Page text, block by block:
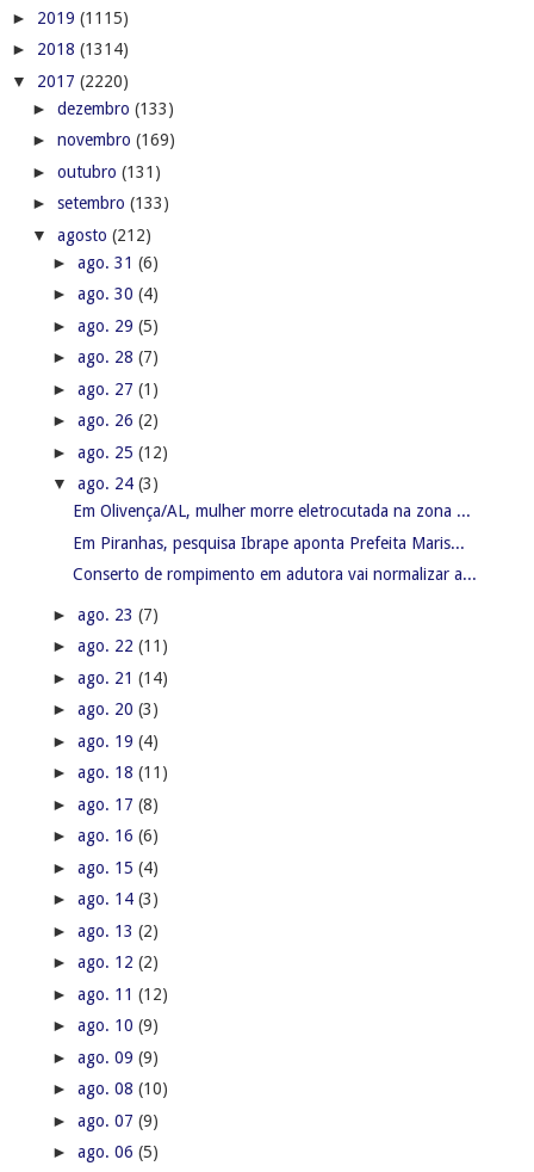
► 2019 (1115)
► 2018 (1314)
▼ 2017 (2220)
► dezembro (133)
► novembro (169)
► outubro (131)
► setembro (133)
▼ agosto (212)
► ago. 31 (6)
► ago. 30 (4)
► ago. 29 (5)
► ago. 28 (7)
► ago. 27 (1)
► ago. 26 (2)
► ago. 25 (12)
▼ ago. 24 (3)
Em Olivença/AL, mulher morre eletrocutada na zona ...
Em Piranhas, pesquisa Ibrape aponta Prefeita Maris...
Conserto de rompimento em adutora vai normalizar a...
► ago. 23 (7)
► ago. 22 (11)
► ago. 21 (14)
► ago. 20 (3)
► ago. 19 (4)
► ago. 18 (11)
► ago. 17 (8)
► ago. 16 (6)
► ago. 15 (4)
► ago. 14 (3)
► ago. 13 (2)
► ago. 12 (2)
► ago. 11 (12)
► ago. 10 (9)
► ago. 09 (9)
► ago. 08 (10)
► ago. 07 (9)
► ago. 06 (5)